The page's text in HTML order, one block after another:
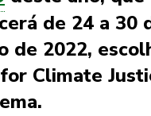
de 24 a 30
de 2022,
Climate